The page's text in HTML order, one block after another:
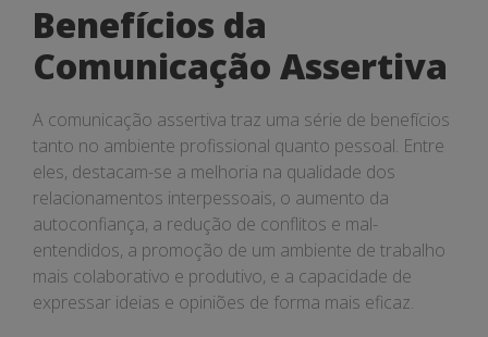
Benefícios da
Comunicação Assertiva
A comunicação assertiva traz uma série de benefícios
tanto no ambiente profissional quanto pessoal. Entre
eles, destacam-se a melhoria na qualidade dos
relacionamentos interpessoais, o aumento da
autoconfiança, a redução de conflitos e mal-
entendidos, a promoção de um ambiente de trabalho
mais colaborativo e produtivo, e a capacidade de
expressar ideias e opiniões de forma mais eficaz.